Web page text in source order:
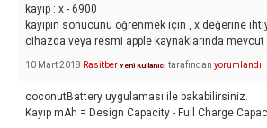
kayıp : x - 6900
kayıpın sonucunu öğrenmek için , x değerine
cihazda veya resmi apple kaynaklarında mevcut
10 Mart 2018 Rasitber Yeni Kullanıcı tarafından yorumlandı
coconutBattery uygulaması ile bakabilirsiniz.
Kayıp mAh = Design Capacity - Full Charge